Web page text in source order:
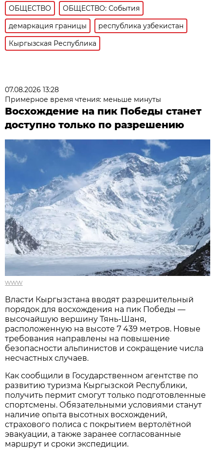
ОБЩЕСТВО
ОБЩЕСТВО: События
демаркация границы
республика узбекистан
Кыргызская Республика
07.08.2026 13:28
Примерное время чтения: меньше минуты
Восхождение на пик Победы станет
доступно только по разрешению
www
Власти Кыргызстана вводят разрешительный
порядок для восхождения на пик Победы —
высочайшую вершину Тянь-Шаня,
расположенную на высоте 7 439 метров. Новые
требования направлены на повышение
безопасности альпинистов и сокращение числа
несчастных случаев.
Как сообщили в Государственном агентстве по
развитию туризма Кыргызской Республики,
получить пермит смогут только подготовленные
спортсмены. Обязательными условиями станут
наличие опыта высотных восхождений,
страхового полиса с покрытием вертолётной
эвакуации, а также заранее согласованные
маршрут и сроки экспедиции.